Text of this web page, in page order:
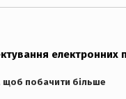
електронних
щоб побачити більше